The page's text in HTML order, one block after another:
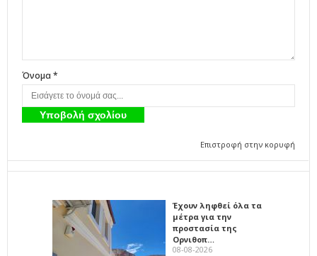
Όνομα *
Επιστροφή στην κορυφή
Έχουν ληφθεί όλα τα
μέτρα για την
προστασία της
Ορνιθοπ…
08-08-2026